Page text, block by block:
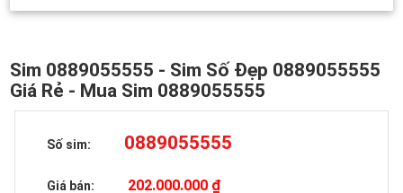
Sim 0889055555 - Sim Số Đẹp 0889055555
Giá Rẻ - Mua Sim 0889055555
Số sim: 0889055555
Giá bán: 202.000.000 ₫